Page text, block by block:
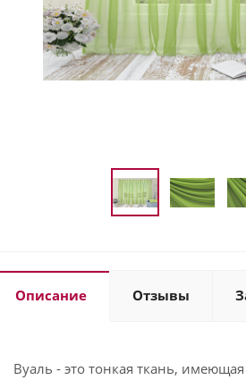
Описание Отзывы
Вуаль - это тонкая ткань, имеющая